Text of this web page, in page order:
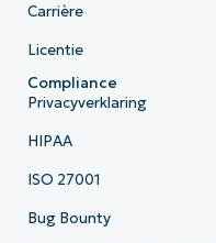
Carrière
Licentie
Compliance
Privacyverklaring
HIPAA
ISO 27001
Bug Bounty